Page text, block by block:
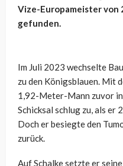
Vize-Europameister von
gefunden.
Im Juli 2023 wechselte
zu den Königsblauen. Mit
1,92-Meter-Mann zuvor
Schicksal schlug zu, als er
Doch er besiegte den
zurück.
Auf Schalke setzte er